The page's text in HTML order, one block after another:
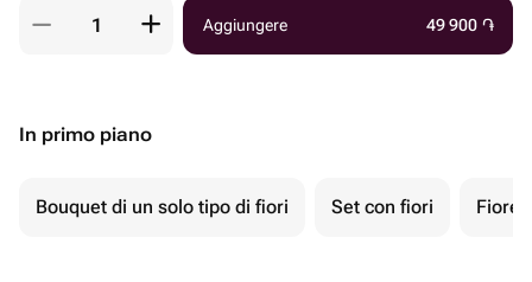
Aggiungere 49 900 ֏
In primo piano
Bouquet di un solo tipo di fiori Set con fiori Fiore